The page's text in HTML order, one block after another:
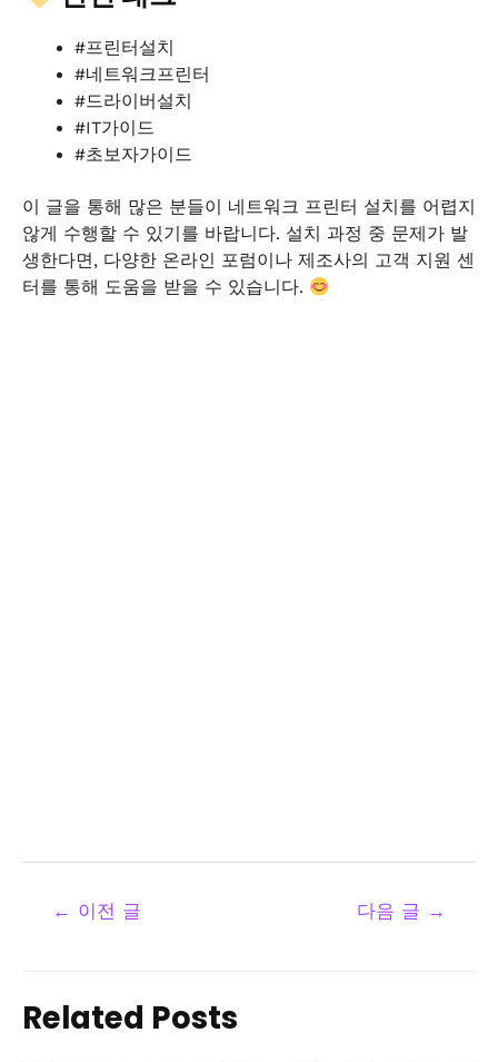
#프린터설치
#네트워크프린터
#드라이버설치
#IT가이드
#초보자가이드
이 글을 통해 많은 분들이 네트워크 프린터 설치를 어렵지
않게 수행할 수 있기를 바랍니다. 설치 과정 중 문제가 발
생한다면, 다양한 온라인 포럼이나 제조사의 고객 지원 센
터를 통해 도움을 받을 수 있습니다.
← 이전 글 다음 글 →
Related Posts